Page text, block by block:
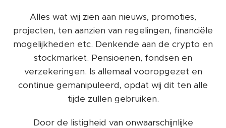
Alles wat wij zien aan nieuws, promoties,
projecten, ten aanzien van regelingen, financiële
mogelijkheden etc. Denkende aan de crypto en
stockmarket. Pensioenen, fondsen en
verzekeringen. Is allemaal vooropgezet en
continue gemanipuleerd, opdat wij dit ten alle
tijde zullen gebruiken.
Door de listigheid van onwaarschijnlijke